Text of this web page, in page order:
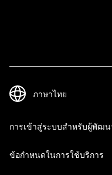
การเข้าสู่ระบบสำหรับผู้พัฒน
ข้อกำหนดในการใช้บริการ